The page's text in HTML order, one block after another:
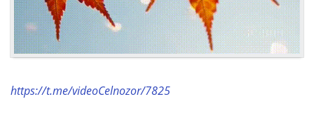
https://t.me/videoCelnozor/7825